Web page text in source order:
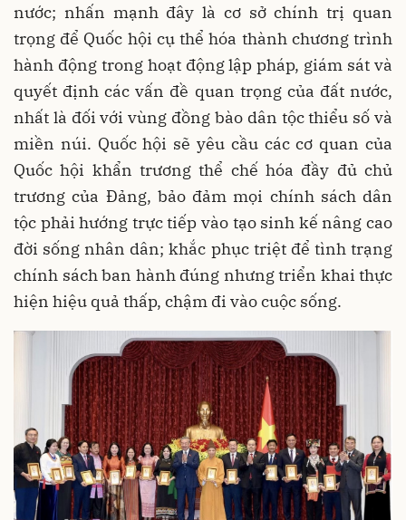
nước; nhấn mạnh đây là cơ sở chính trị quan
trọng để Quốc hội cụ thể hóa thành chương trình
hành động trong hoạt động lập pháp, giám sát và
quyết định các vấn đề quan trọng của đất nước,
nhất là đối với vùng đồng bào dân tộc thiểu số và
miền núi. Quốc hội sẽ yêu cầu các cơ quan của
Quốc hội khẩn trương thể chế hóa đầy đủ chủ
trương của Đảng, bảo đảm mọi chính sách dân
tộc phải hướng trực tiếp vào tạo sinh kế nâng cao
đời sống nhân dân; khắc phục triệt để tình trạng
chính sách ban hành đúng nhưng triển khai thực
hiện hiệu quả thấp, chậm đi vào cuộc sống.